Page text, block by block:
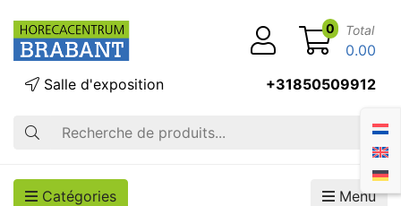
Recherche
Salle d'exposition +31850509912
0 Total
0.00
Catégories Menu